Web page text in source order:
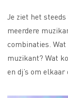
Je ziet het
meerdere
combinaties.
muzikant? Wat
en dj’s om elkaar